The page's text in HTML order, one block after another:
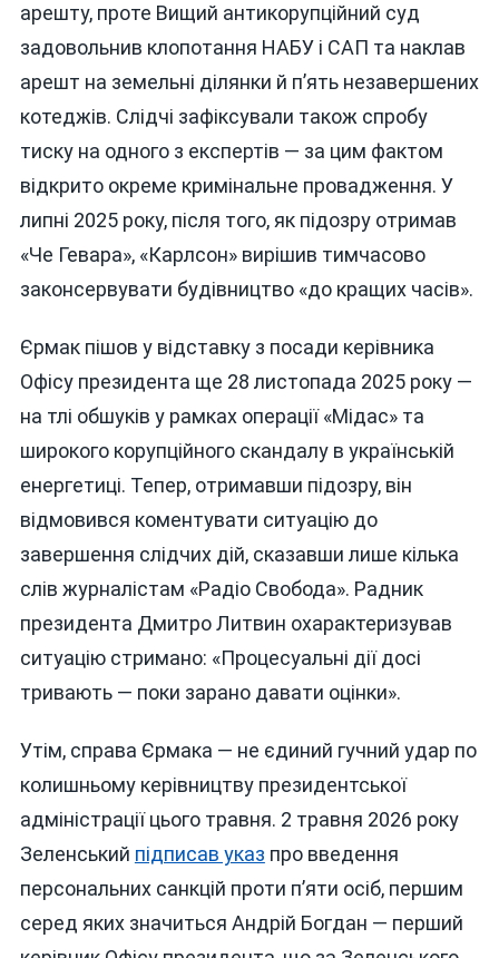
арешту, проте Вищий антикорупційний суд
задовольнив клопотання НАБУ і САП та наклав
арешт на земельні ділянки й п’ять незавершених
котеджів. Слідчі зафіксували також спробу
тиску на одного з експертів — за цим фактом
відкрито окреме кримінальне провадження. У
липні 2025 року, після того, як підозру отримав
«Че Гевара», «Карлсон» вирішив тимчасово
законсервувати будівництво «до кращих часів».
Єрмак пішов у відставку з посади керівника
Офісу президента ще 28 листопада 2025 року —
на тлі обшуків у рамках операції «Мідас» та
широкого корупційного скандалу в українській
енергетиці. Тепер, отримавши підозру, він
відмовився коментувати ситуацію до
завершення слідчих дій, сказавши лише кілька
слів журналістам «Радіо Свобода». Радник
президента Дмитро Литвин охарактеризував
ситуацію стримано: «Процесуальні дії досі
тривають — поки зарано давати оцінки».
Утім, справа Єрмака — не єдиний гучний удар по
колишньому керівництву президентської
адміністрації цього травня. 2 травня 2026 року
Зеленський підписав указ про введення
персональних санкцій проти п’яти осіб, першим
серед яких значиться Андрій Богдан — перший